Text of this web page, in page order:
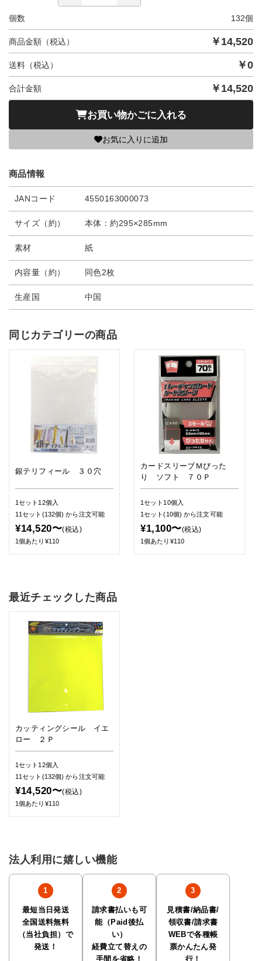
個数 132個
商品金額（税込） ￥ 14,520
送料（税込） ￥0
合計金額 ￥ 14,520
お買い物かごに入れる
お気に入りに追加
商品情報
JANコード 4550163000073
サイズ（約） 本体：約295×285mm
素材 紙
内容量（約） 同色2枚
生産国 中国
同じカテゴリーの商品
銀テリフィール ３０穴
1セット12個入
11セット(132個)から注文可能
¥14,520〜(税込)
1個あたり¥110
カードスリーブＭぴった
り ソフト ７０Ｐ
1セット10個入
1セット(10個)から注文可能
¥1,100〜(税込)
1個あたり¥110
最近チェックした商品
カッティングシール イエ
ロー ２Ｐ
1セット12個入
11セット(132個)から注文可能
¥14,520〜(税込)
1個あたり¥110
法人利用に嬉しい機能
最短当日発送
全国送料無料
（当社負担）で
発送！
請求書払いも可
能（Paid後払
い）
経費立て替えの
手間を省略！
見積書/納品書/
領収書/請求書
WEBで各種帳
票かんたん発
行！